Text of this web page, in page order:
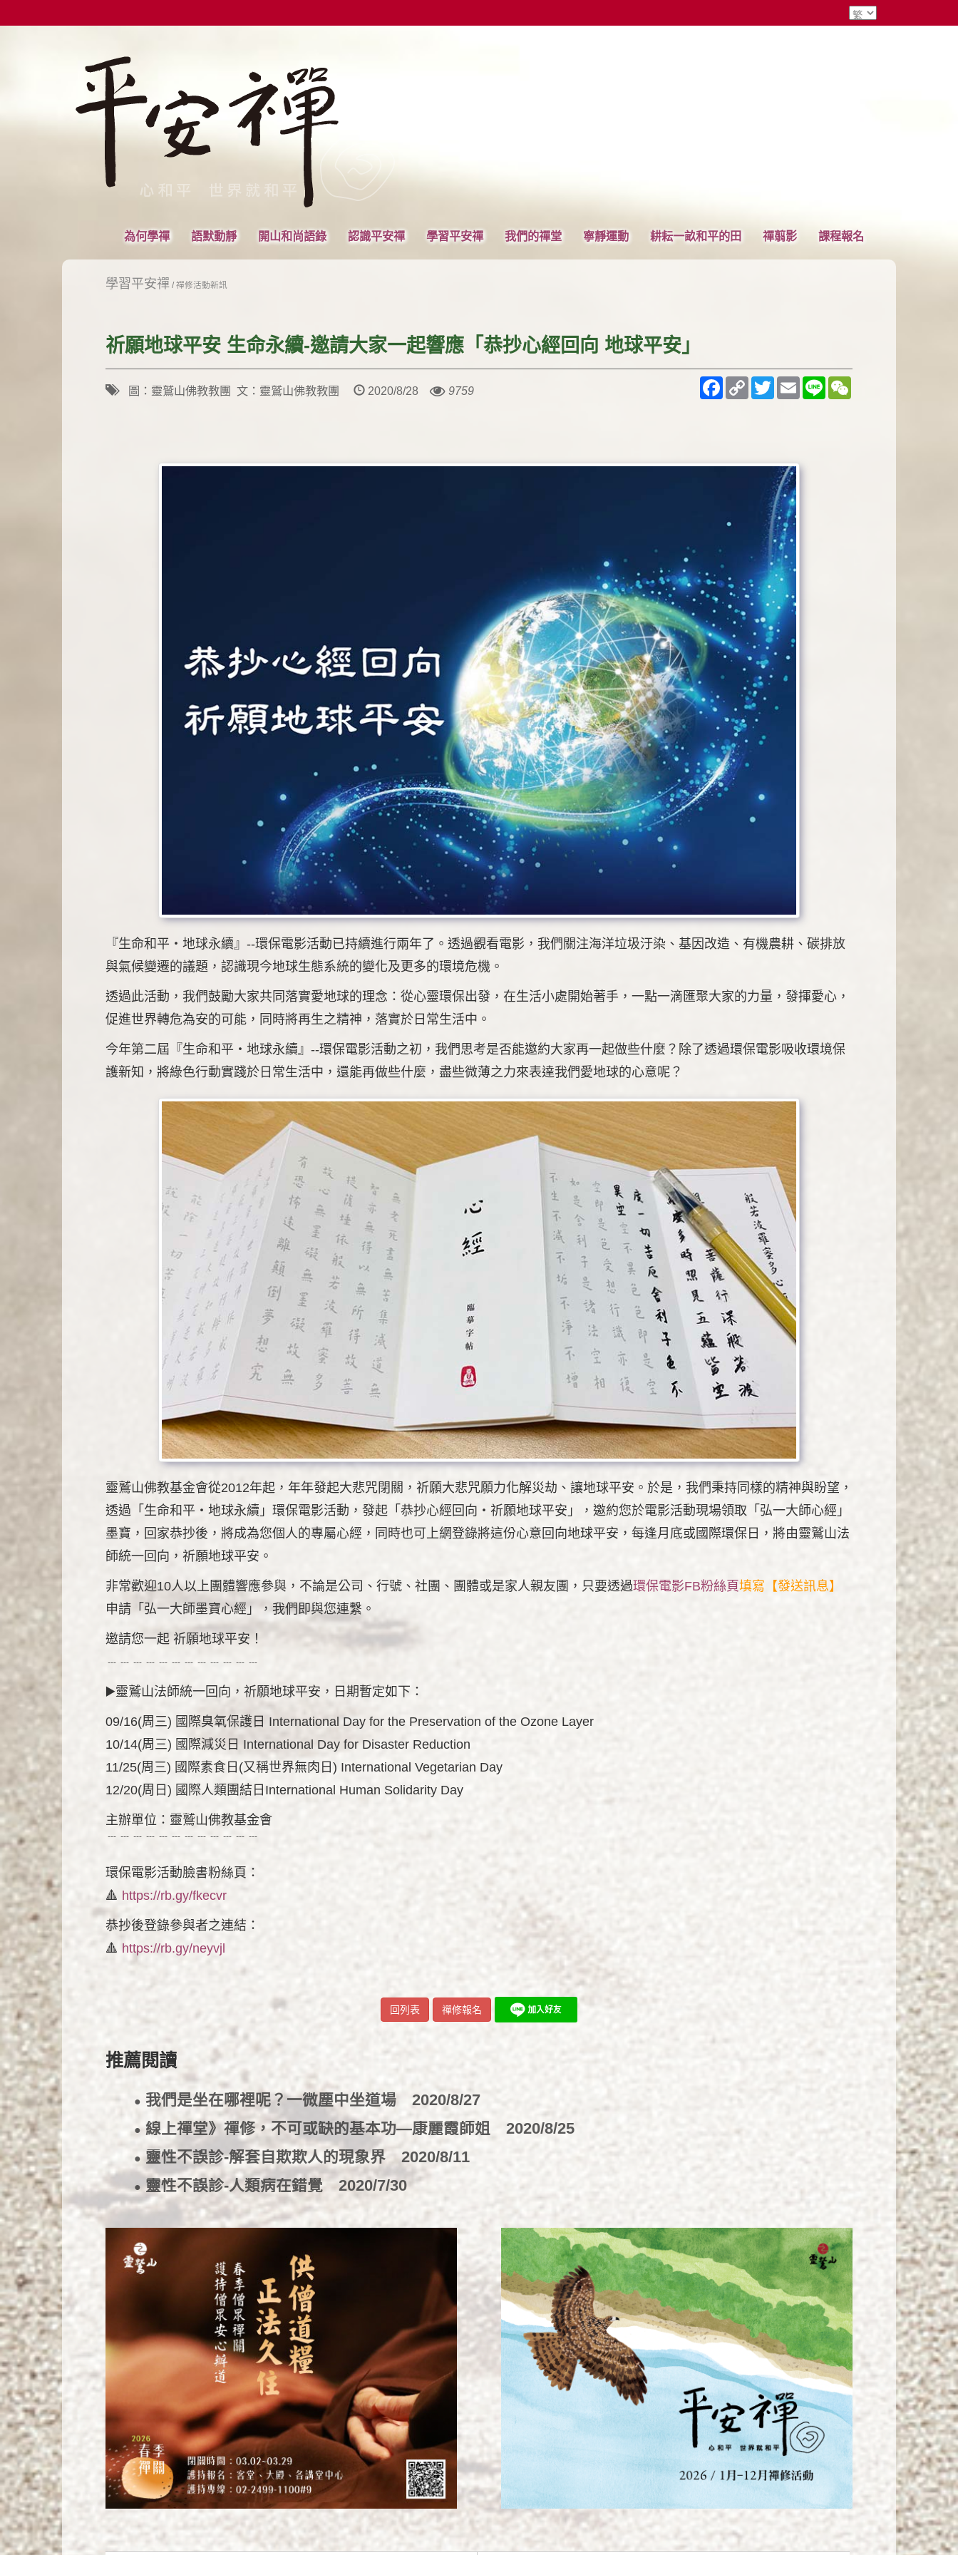
為何學禪 語默動靜 開山和尚語錄 認識平安禪 學習平安禪 我們的禪堂 寧靜運動 耕耘一畝和平的田 禪翦影 課程報名
學習平安禪/禪修活動新訊
祈願地球平安 生命永續-邀請大家一起響應「恭抄心經回向 地球平安」
圖：靈鷲山佛教教團 文：靈鷲山佛教教團 2020/8/28 9759
Facebook
Copy
Link
TwitterEmailLine
『生命和平‧地球永續』--環保電影活動已持續進行兩年了。透過觀看電影，我們關注海洋垃圾汙染、基因改造、有機農耕、碳排放
與氣候變遷的議題，認識現今地球生態系統的變化及更多的環境危機。
透過此活動，我們鼓勵大家共同落實愛地球的理念：從心靈環保出發，在生活小處開始著手，一點一滴匯聚大家的力量，發揮愛心，
促進世界轉危為安的可能，同時將再生之精神，落實於日常生活中。
今年第二屆『生命和平‧地球永續』--環保電影活動之初，我們思考是否能邀約大家再一起做些什麼？除了透過環保電影吸收環境保
護新知，將綠色行動實踐於日常生活中，還能再做些什麼，盡些微薄之力來表達我們愛地球的心意呢？
靈鷲山佛教基金會從2012年起，年年發起大悲咒閉關，祈願大悲咒願力化解災劫、讓地球平安。於是，我們秉持同樣的精神與盼望，
透過「生命和平‧地球永續」環保電影活動，發起「恭抄心經回向‧祈願地球平安」，邀約您於電影活動現場領取「弘一大師心經」
墨寶，回家恭抄後，將成為您個人的專屬心經，同時也可上網登錄將這份心意回向地球平安，每逢月底或國際環保日，將由靈鷲山法
師統一回向，祈願地球平安。
非常歡迎10人以上團體響應參與，不論是公司、行號、社團、團體或是家人親友團，只要透過環保電影FB粉絲頁填寫【發送訊息】
申請「弘一大師墨寶心經」，我們即與您連繫。
邀請您一起 祈願地球平安！
▶️靈鷲山法師統一回向，祈願地球平安，日期暫定如下：
09/16(周三) 國際臭氧保護日 International Day for the Preservation of the Ozone Layer
10/14(周三) 國際減災日 International Day for Disaster Reduction
11/25(周三) 國際素食日(又稱世界無肉日) International Vegetarian Day
12/20(周日) 國際人類團結日International Human Solidarity Day
主辦單位：靈鷲山佛教基金會
環保電影活動臉書粉絲頁：
🔺 https://rb.gy/fkecvr
恭抄後登錄參與者之連結：
🔺 https://rb.gy/neyvjl
回列表 禪修報名
推薦閱讀
● 我們是坐在哪裡呢？一微塵中坐道場 2020/8/27
● 線上禪堂》禪修，不可或缺的基本功—康麗霞師姐 2020/8/25
● 靈性不誤診-解套自欺欺人的現象界2020/8/11
● 靈性不誤診-人類病在錯覺 2020/7/30